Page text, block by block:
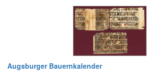
Augsburger Bauernkalender